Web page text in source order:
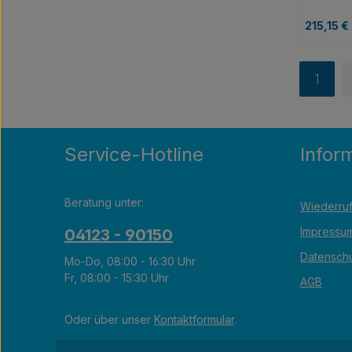
Sie bitte
Der
und
und
Regulärer
215,15 €
Seite
1
Service-Hotline
Beratung unter:
04123 - 90150
Mo-Do, 08:00 - 16:30 Uhr
Fr, 08:00 - 15:30 Uhr
Oder über unser Kontaktformular.
AGB